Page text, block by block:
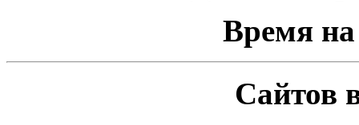
Время на
Сайтов